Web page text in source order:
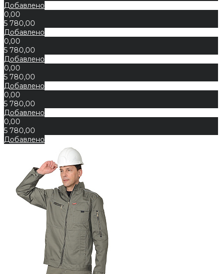
Добавлено
0,00
5 780,00
Добавлено
0,00
5 780,00
Добавлено
0,00
5 780,00
Добавлено
0,00
5 780,00
Добавлено
0,00
5 780,00
Добавлено